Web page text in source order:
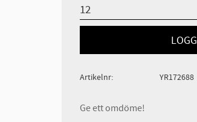
Artikelnr YR172688
Ge ett omdöme!